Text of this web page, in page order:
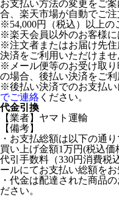
お支払い方法の変更をご
合、楽天市場が自動でご
※54,000円（税込）以上の
※楽天会員以外のお客様に
※注文者またはお届け先
決済をご利用いただけませ
※メール便等のお受け取
の場合、後払い決済をご
※後払い決済でのお支払
でご連絡 ください。
代金引換
【業者】ヤマト運輸
【備考】
・お支払総額は以下の通
買い上げ金額1万円(税込
代引手数料（330円消費税
ールにてお支払い総額をお
・代金は配達された商品
ださい。